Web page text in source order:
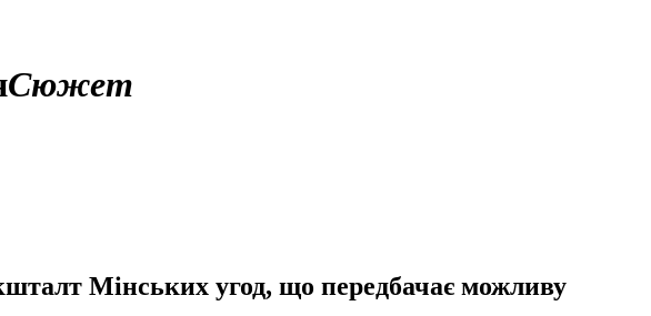
Сюжет
Мінських угод, що передбачає можливу